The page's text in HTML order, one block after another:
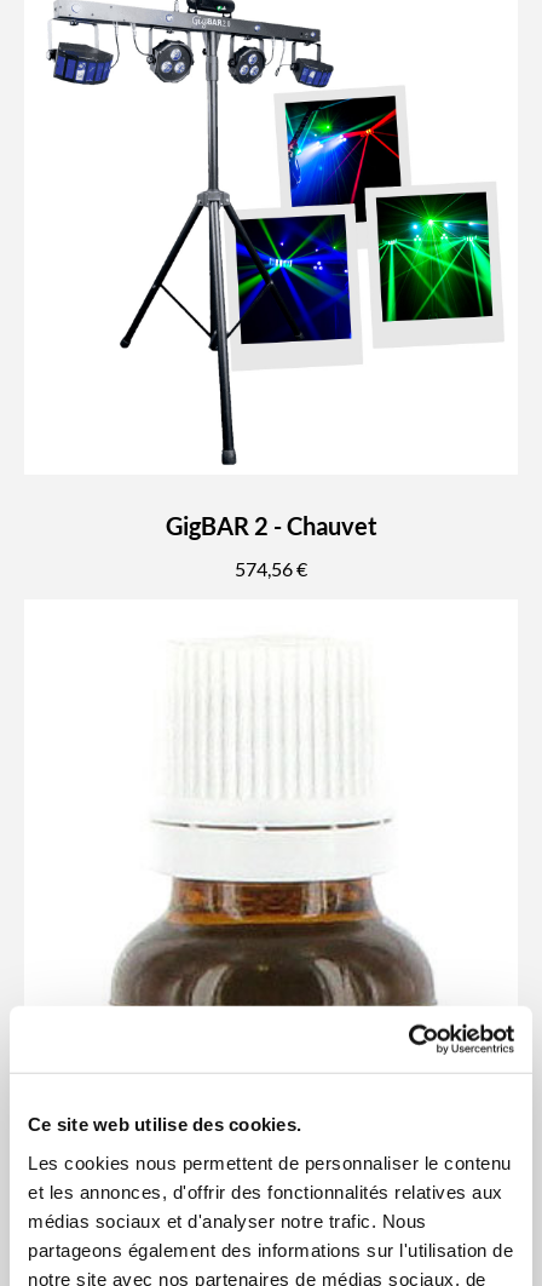
Ce site web utilise des cookies.
Les cookies nous permettent de personnaliser le contenu
et les annonces, d'offrir des fonctionnalités relatives aux
médias sociaux et d'analyser notre trafic. Nous
partageons également des informations sur l'utilisation de
notre site avec nos partenaires de médias sociaux, de
GigBAR 2 - Chauvet
574,56 €